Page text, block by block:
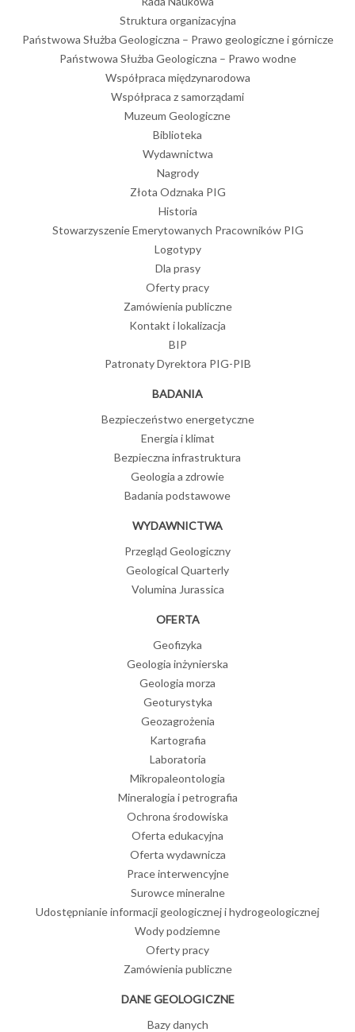
Struktura organizacyjna
Państwowa Służba Geologiczna – Prawo geologiczne i górnicze
Państwowa Służba Geologiczna – Prawo wodne
Współpraca międzynarodowa
Współpraca z samorządami
Muzeum Geologiczne
Biblioteka
Wydawnictwa
Nagrody
Złota Odznaka PIG
Historia
Stowarzyszenie Emerytowanych Pracowników PIG
Logotypy
Dla prasy
Oferty pracy
Zamówienia publiczne
Kontakt i lokalizacja
BIP
Patronaty Dyrektora PIG-PIB
BADANIA
Bezpieczeństwo energetyczne
Energia i klimat
Bezpieczna infrastruktura
Geologia a zdrowie
Badania podstawowe
WYDAWNICTWA
Przegląd Geologiczny
Geological Quarterly
Volumina Jurassica
OFERTA
Geofizyka
Geologia inżynierska
Geologia morza
Geoturystyka
Geozagrożenia
Kartografia
Laboratoria
Mikropaleontologia
Mineralogia i petrografia
Ochrona środowiska
Oferta edukacyjna
Oferta wydawnicza
Prace interwencyjne
Surowce mineralne
Udostępnianie informacji geologicznej i hydrogeologicznej
Wody podziemne
Oferty pracy
Zamówienia publiczne
DANE GEOLOGICZNE
Bazy danych